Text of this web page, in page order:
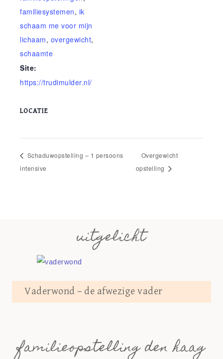
familiesystemen, ik
schaam me voor mijn
lichaam, overgewicht,
schaamte
Site:
https://trudimulder.nl/
LOCATIE
Schaduwopstelling – 1 persoons
intensive
Overgewicht
opstelling
uitgelicht
Vaderwond – de afwezige vader
familieopstelling den haag